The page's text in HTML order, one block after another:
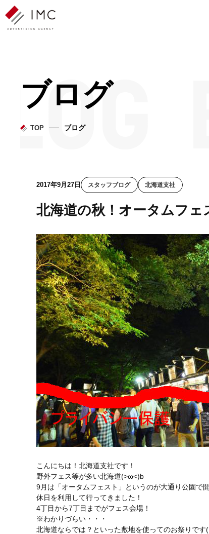
ブログ
TOP ブログ
2017年9月27日 スタッフブログ 北海道支社
北海道の秋！オータムフェ
こんにちは！北海道支社です！
野外フェス等が多い北海道(>ω<)b
9月は「オータムフェスト」というのが大通り公園で
休日を利用して行ってきました！
4丁目から7丁目までがフェス会場！
※わかりづらい・・・
北海道ならでは？といった敷地を使ってのお祭りです